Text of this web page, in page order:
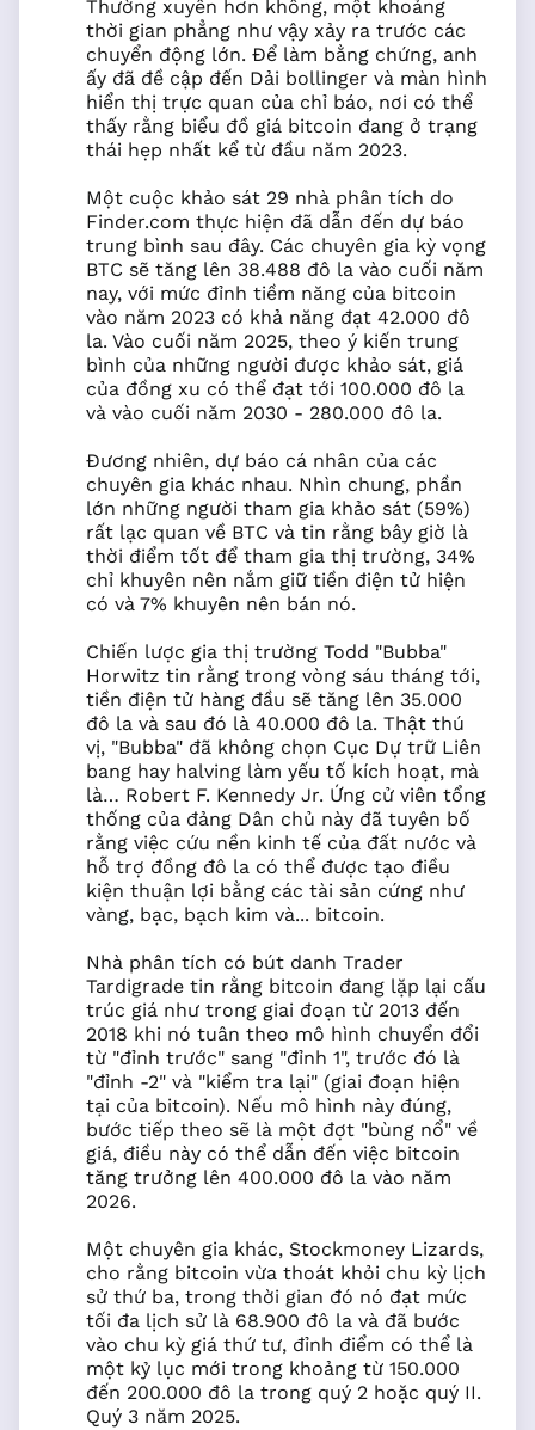
Thường xuyên hơn không, một khoảng
thời gian phẳng như vậy xảy ra trước các
chuyển động lớn. Để làm bằng chứng, anh
ấy đã đề cập đến Dải bollinger và màn hình
hiển thị trực quan của chỉ báo, nơi có thể
thấy rằng biểu đồ giá bitcoin đang ở trạng
thái hẹp nhất kể từ đầu năm 2023.
Một cuộc khảo sát 29 nhà phân tích do
Finder.com thực hiện đã dẫn đến dự báo
trung bình sau đây. Các chuyên gia kỳ vọng
BTC sẽ tăng lên 38.488 đô la vào cuối năm
nay, với mức đỉnh tiềm năng của bitcoin
vào năm 2023 có khả năng đạt 42.000 đô
la. Vào cuối năm 2025, theo ý kiến trung
bình của những người được khảo sát, giá
của đồng xu có thể đạt tới 100.000 đô la
và vào cuối năm 2030 - 280.000 đô la.
Đương nhiên, dự báo cá nhân của các
chuyên gia khác nhau. Nhìn chung, phần
lớn những người tham gia khảo sát (59%)
rất lạc quan về BTC và tin rằng bây giờ là
thời điểm tốt để tham gia thị trường, 34%
chỉ khuyên nên nắm giữ tiền điện tử hiện
có và 7% khuyên nên bán nó.
Chiến lược gia thị trường Todd "Bubba"
Horwitz tin rằng trong vòng sáu tháng tới,
tiền điện tử hàng đầu sẽ tăng lên 35.000
đô la và sau đó là 40.000 đô la. Thật thú
vị, "Bubba" đã không chọn Cục Dự trữ Liên
bang hay halving làm yếu tố kích hoạt, mà
là… Robert F. Kennedy Jr. Ứng cử viên tổng
thống của đảng Dân chủ này đã tuyên bố
rằng việc cứu nền kinh tế của đất nước và
hỗ trợ đồng đô la có thể được tạo điều
kiện thuận lợi bằng các tài sản cứng như
vàng, bạc, bạch kim và... bitcoin.
Nhà phân tích có bút danh Trader
Tardigrade tin rằng bitcoin đang lặp lại cấu
trúc giá như trong giai đoạn từ 2013 đến
2018 khi nó tuân theo mô hình chuyển đổi
từ "đỉnh trước" sang "đỉnh 1", trước đó là
"đỉnh -2" và "kiểm tra lại" (giai đoạn hiện
tại của bitcoin). Nếu mô hình này đúng,
bước tiếp theo sẽ là một đợt "bùng nổ" về
giá, điều này có thể dẫn đến việc bitcoin
tăng trưởng lên 400.000 đô la vào năm
2026.
Một chuyên gia khác, Stockmoney Lizards,
cho rằng bitcoin vừa thoát khỏi chu kỳ lịch
sử thứ ba, trong thời gian đó nó đạt mức
tối đa lịch sử là 68.900 đô la và đã bước
vào chu kỳ giá thứ tư, đỉnh điểm có thể là
một kỷ lục mới trong khoảng từ 150.000
đến 200.000 đô la trong quý 2 hoặc quý II.
Quý 3 năm 2025.